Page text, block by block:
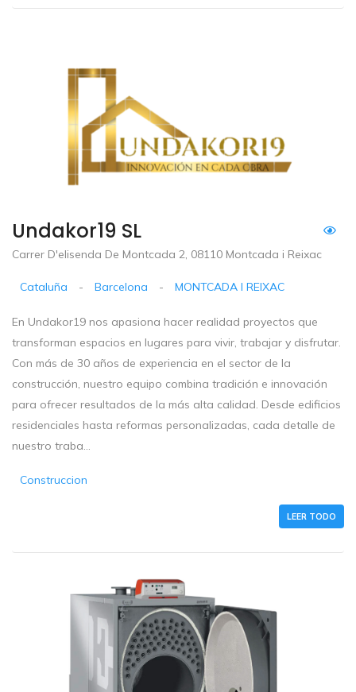
Undakor19 SL
Carrer D'elisenda De Montcada 2, 08110 Montcada i Reixac
Cataluña - Barcelona - MONTCADA I REIXAC
En Undakor19 nos apasiona hacer realidad proyectos que
transforman espacios en lugares para vivir, trabajar y disfrutar.
Con más de 30 años de experiencia en el sector de la
construcción, nuestro equipo combina tradición e innovación
para ofrecer resultados de la más alta calidad. Desde edificios
residenciales hasta reformas personalizadas, cada detalle de
nuestro traba...
Construccion
LEER TODO